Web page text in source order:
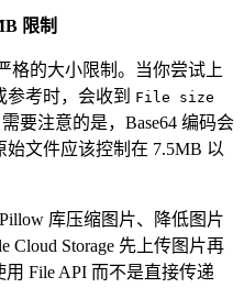
限制
格的大小限制。当你尝试上
考时，会收到 File size
要注意的是，Base64 编码会
文件应该控制在 7.5MB 以
库压缩图片、降低图片
Cloud Storage 先上传图片再
File API 而不是直接传递